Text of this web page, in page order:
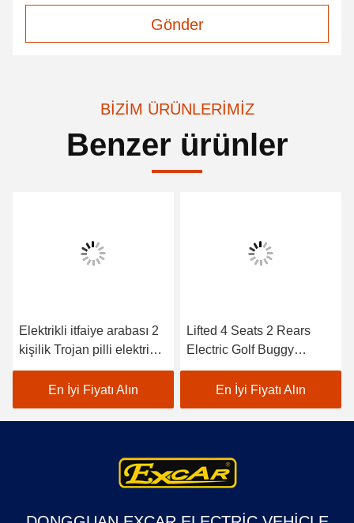
Gönder
BIZIM ÜRÜNLERIMIZ
Benzer ürünler
Elektrikli itfaiye arabası 2
kişilik Trojan pilli elektrikli
golf arabaları ile CE onaylı
En İyi Fiyatı Alın
Lifted 4 Seats 2 Rears
Electric Golf Buggy
Lithium Battery
Accessories
Customizable
En İyi Fiyatı Alın